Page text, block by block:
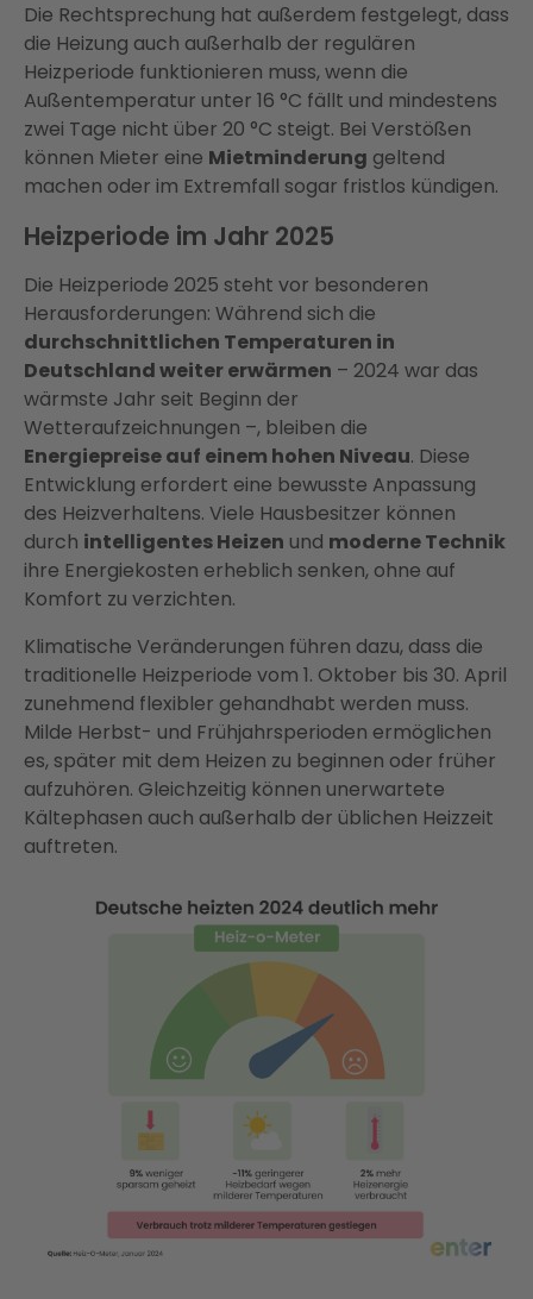
Die Rechtsprechung hat außerdem festgelegt, dass
die Heizung auch außerhalb der regulären
Heizperiode funktionieren muss, wenn die
Außentemperatur unter 16 °C fällt und mindestens
zwei Tage nicht über 20 °C steigt. Bei Verstößen
können Mieter eine Mietminderung geltend
machen oder im Extremfall sogar fristlos kündigen.
Heizperiode im Jahr 2025
Die Heizperiode 2025 steht vor besonderen
Herausforderungen: Während sich die
durchschnittlichen Temperaturen in
Deutschland weiter erwärmen – 2024 war das
wärmste Jahr seit Beginn der
Wetteraufzeichnungen –, bleiben die
Energiepreise auf einem hohen Niveau. Diese
Entwicklung erfordert eine bewusste Anpassung
des Heizverhaltens. Viele Hausbesitzer können
durch intelligentes Heizen und moderne Technik
ihre Energiekosten erheblich senken, ohne auf
Komfort zu verzichten.
Klimatische Veränderungen führen dazu, dass die
traditionelle Heizperiode vom 1. Oktober bis 30. April
zunehmend flexibler gehandhabt werden muss.
Milde Herbst- und Frühjahrsperioden ermöglichen
es, später mit dem Heizen zu beginnen oder früher
aufzuhören. Gleichzeitig können unerwartete
Kältephasen auch außerhalb der üblichen Heizzeit
auftreten.